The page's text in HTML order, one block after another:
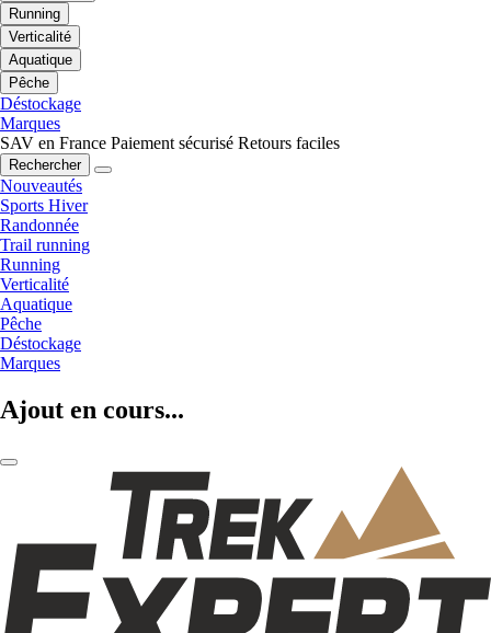
Running
Verticalité
Aquatique
Pêche
Déstockage
Marques
SAV en France Paiement sécurisé Retours faciles
Rechercher
Nouveautés
Sports Hiver
Randonnée
Trail running
Running
Verticalité
Aquatique
Pêche
Déstockage
Marques
Ajout en cours...